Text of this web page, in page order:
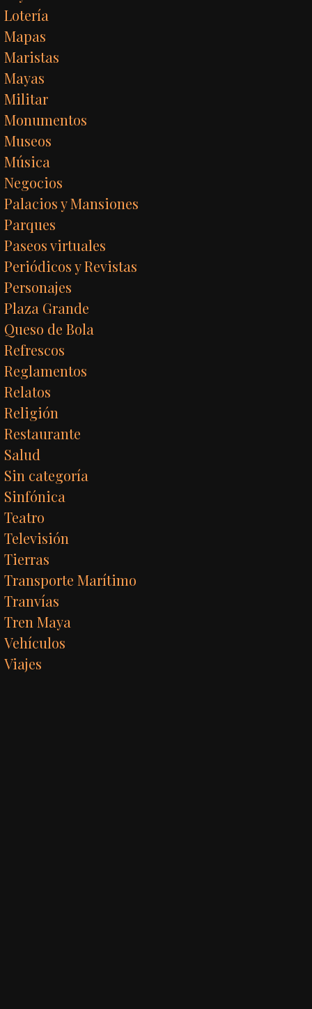
Lotería
Mapas
Maristas
Mayas
Militar
Monumentos
Museos
Música
Negocios
Palacios y Mansiones
Parques
Paseos virtuales
Periódicos y Revistas
Personajes
Plaza Grande
Queso de Bola
Refrescos
Reglamentos
Relatos
Religión
Restaurante
Salud
Sin categoría
Sinfónica
Teatro
Televisión
Tierras
Transporte Marítimo
Tranvías
Tren Maya
Vehículos
Viajes